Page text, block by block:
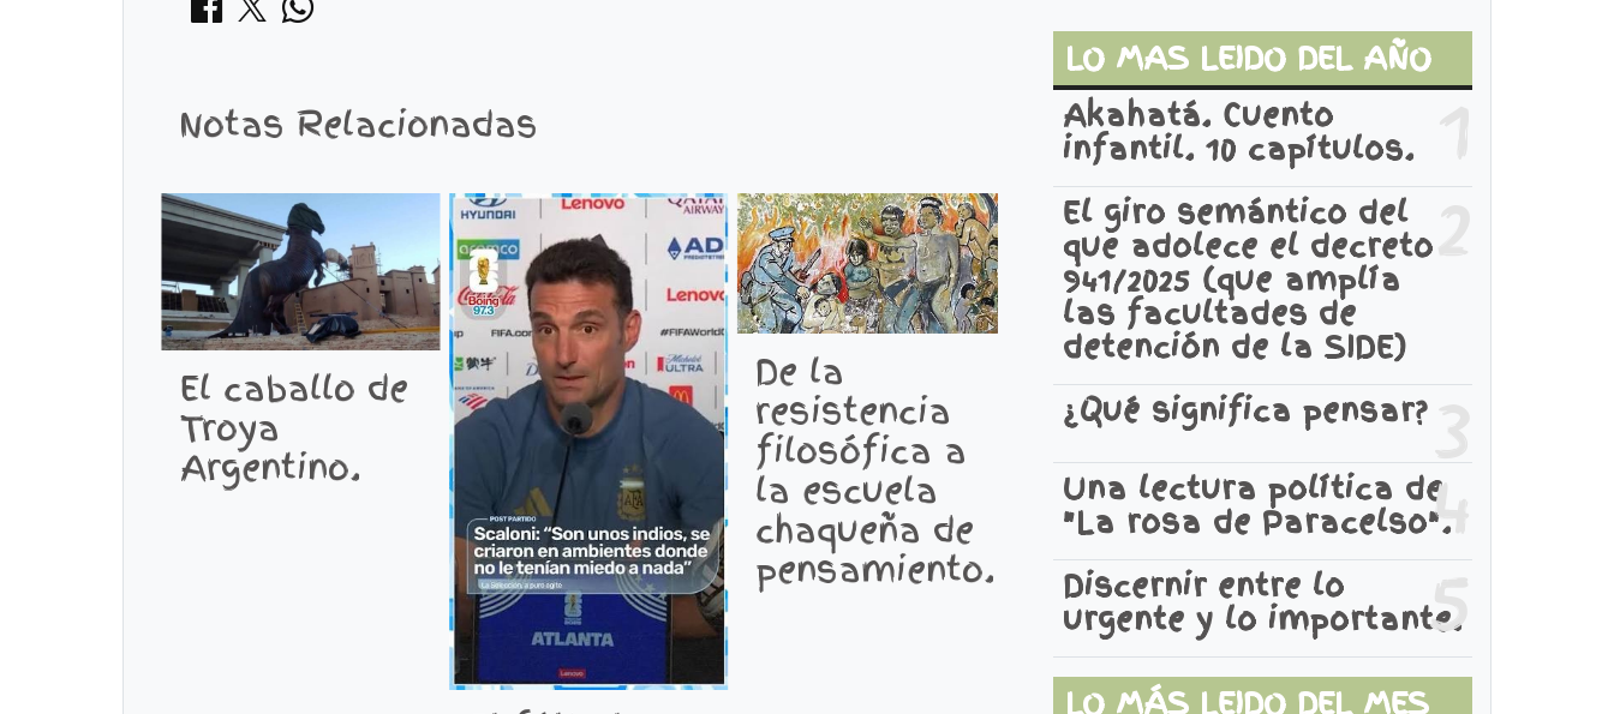
Notas Relacionadas
El caballo de
Troya
Argentino.
De la
resistencia
filosófica a
la escuela
chaqueña de
pensamiento.
El chaqueño
podrá
interactuar
con mayor
agilidad con
el poder
legislativo.
La bienal
talla la
identidad
chaqueña
LO MAS LEIDO DEL AÑO
1
Akahatá. Cuento
infantil. 10 capítulos.
2
El giro semántico del
que adolece el decreto
941/2025 (que amplía
las facultades de
detención de la SIDE)
3
¿Qué significa pensar?
4
Una lectura política de
"La rosa de Paracelso".
5
Discernir entre lo
urgente y lo importante.
LO MÁS LEIDO DEL MES